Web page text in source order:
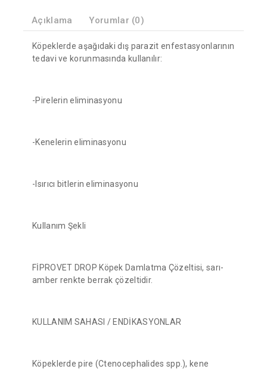
Açıklama Yorumlar (0)
Köpeklerde aşağıdaki dış parazit enfestasyonlarının
tedavi ve korunmasında kullanılır:
-Pirelerin eliminasyonu
-Kenelerin eliminasyonu
-Isırıcı bitlerin eliminasyonu
Kullanım Şekli
FİPROVET DROP Köpek Damlatma Çözeltisi, sarı-
amber renkte berrak çözeltidir.
KULLANIM SAHASI / ENDİKASYONLAR
Köpeklerde pire (Ctenocephalides spp.), kene